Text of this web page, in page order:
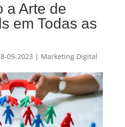
a Arte de
em Todas as
09-2023 | Marketing Digital